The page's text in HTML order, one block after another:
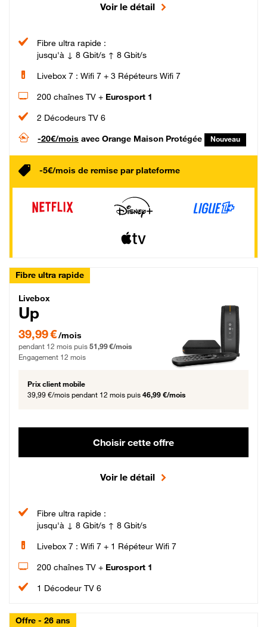
Voir le détail
Fibre ultra rapide :
jusqu'à ↓ 8 Gbit/s ↑ 8 Gbit/s
Livebox 7 : Wifi 7 + 3 Répéteurs Wifi 7
200 chaînes TV + Eurosport 1
2 Décodeurs TV 6
-20€/mois avec Orange Maison Protégée Nouveau
-5€/mois de remise par plateforme
Fibre ultra rapide
Livebox Up Fibre
Livebox
Up
39,99 € par mois pendant 12 mois puis 51,99 € par mois, Engagement 12 mois
39,99 €/mois
pendant 12 mois puis 51,99 €/mois
Engagement 12 mois
Prix client mobile
39,99 €/mois pendant 12 mois puis 46,99 €/mois
Choisir cette offre
Voir le détail
Fibre ultra rapide :
jusqu'à ↓ 8 Gbit/s ↑ 8 Gbit/s
Livebox 7 : Wifi 7 + 1 Répéteur Wifi 7
200 chaînes TV + Eurosport 1
1 Décodeur TV 6
Offre - 26 ans